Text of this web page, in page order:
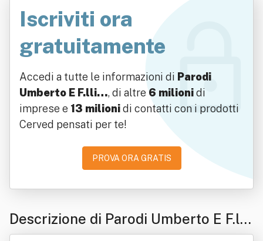
Iscriviti ora
gratuitamente
Accedi a tutte le informazioni di Parodi
Umberto E F.lli…, di altre 6 milionidi
imprese e 13 milionidi contatti con i prodotti
Cerved pensati per te!
PROVA ORA GRATIS
Descrizione di Parodi Umberto E F.lli